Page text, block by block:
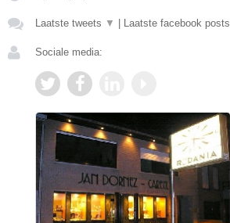
Laatste tweets ▼ Laatste facebook posts
Sociale media: